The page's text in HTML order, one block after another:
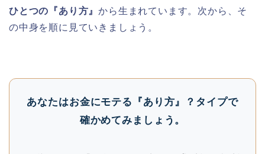
ひとつの『あり方』から生まれています。次から、そ
の中身を順に見ていきましょう。
あなたはお金にモテる『あり方』？タイプで
確かめてみましょう。